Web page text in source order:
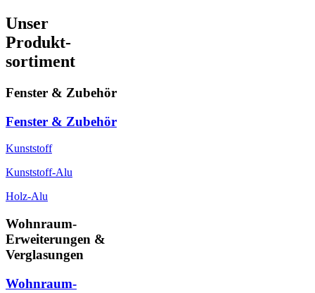
Unser
Produkt-
sortiment
Fenster & Zubehör
Fenster & Zubehör
Kunststoff
Kunststoff-Alu
Holz-Alu
Wohnraum-
Erweiterungen &
Verglasungen
Wohnraum-